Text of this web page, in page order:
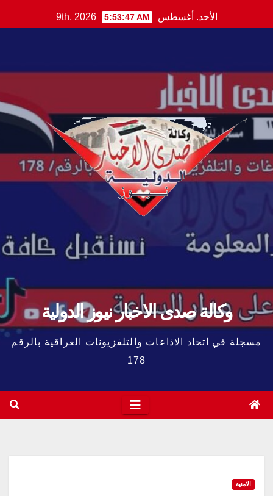
to
الأحد. أغسطس 9th, 2026 5:53:48 AM
وكالة صدى الاخبار نيوز الدولية
مسجلة في اتحاد الاذاعات والتلفزيونات العراقية بالرقم
178
الامنية